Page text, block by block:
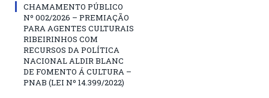
CHAMAMENTO PÚBLICO
Nº 002/2026 – PREMIAÇÃO
PARA AGENTES CULTURAIS
RIBEIRINHOS COM
RECURSOS DA POLÍTICA
NACIONAL ALDIR BLANC
DE FOMENTO Á CULTURA –
PNAB (LEI Nº 14.399/2022)